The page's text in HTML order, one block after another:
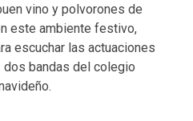
vino y polvorones de
este ambiente festivo,
escuchar las actuaciones
bandas del colegio